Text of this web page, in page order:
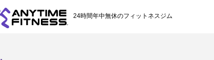
24時間年中無休のフィットネスジム